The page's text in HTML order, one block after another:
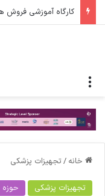
کارگاه آموزشی فروش
خانه / تجهیزات پزشکی
تجهیزات پزشکی